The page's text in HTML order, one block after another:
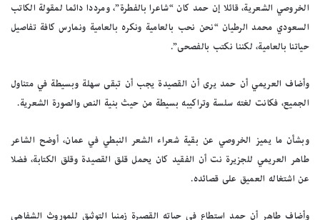
الخروصي الشعرية، قائلا إن حمد كان “شاعرا بالفطرة”، ومرددا دائما لمقولة الكاتب
السعودي محمد الرطيان “نحن نحب بالعامية ونكره بالعامية ونمارس كافة تفاصيل
حياتنا بالعامية، لكننا نكتب بالفصحى”.
وأضاف العريمي أن حمد يرى أن القصيدة يجب أن تبقى سهلة وبسيطة في متناول
الجميع، فكانت لغته سلسة وتراكيبه بسيطة من حيث بنية النص والصورة الشعرية.
وبشأن ما يميز الخروصي عن بقية شعراء الشعر النبطي في عمان، أوضح الشاعر
طاهر العريمي للجزيرة نت أن الفقيد كان يحمل قلق القصيدة وقلق الكتابة، فضلا
عن اشتغاله العميق على قصائده.
وأضاف طاهر أن حمد استطاع في حياته القصيرة زمنيا التوثيق للموروث الشفاهي